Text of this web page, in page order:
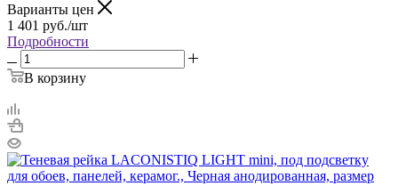
Варианты цен
1 401 руб./шт
Подробности
В корзину